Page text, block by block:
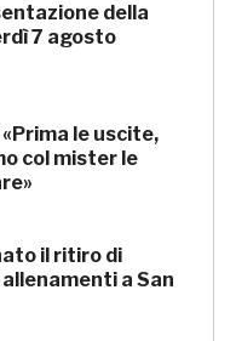
della
7 agosto
le uscite,
col mister le
il ritiro di
a San